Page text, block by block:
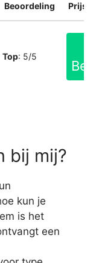
Beoordeling
Top: 5/5
bij mij?
kun je
is het
een